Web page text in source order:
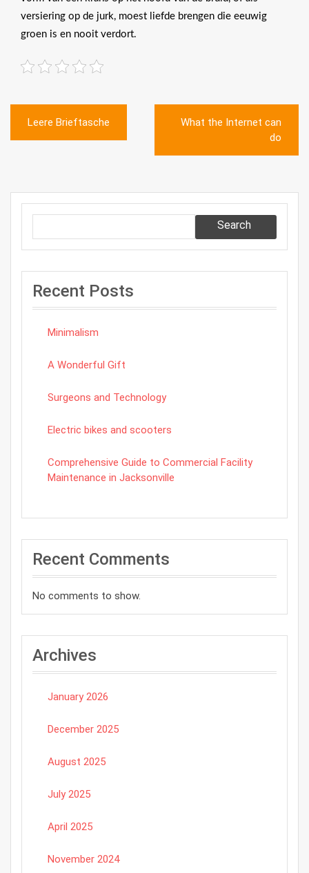
versiering op de jurk, moest liefde brengen die eeuwig
groen is en nooit verdort.
Post
navigation
Leere Brieftasche
What the Internet can
do
Search
Recent Posts
Minimalism
A Wonderful Gift
Surgeons and Technology
Electric bikes and scooters
Comprehensive Guide to Commercial Facility
Maintenance in Jacksonville
Recent Comments
No comments to show.
Archives
January 2026
December 2025
August 2025
July 2025
April 2025
November 2024